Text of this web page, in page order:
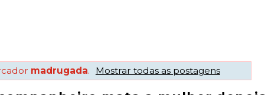
madrugada. Mostrar todas as postagens